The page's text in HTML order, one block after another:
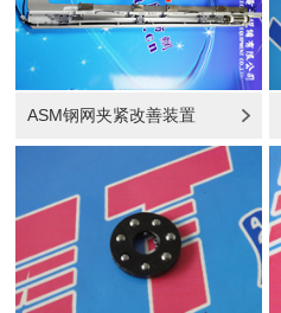
ASM钢网夹紧改善装置